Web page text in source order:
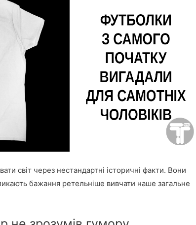
світ через нестандартні історичні факти. Вони
бажання ретельніше вивчати наше загальне